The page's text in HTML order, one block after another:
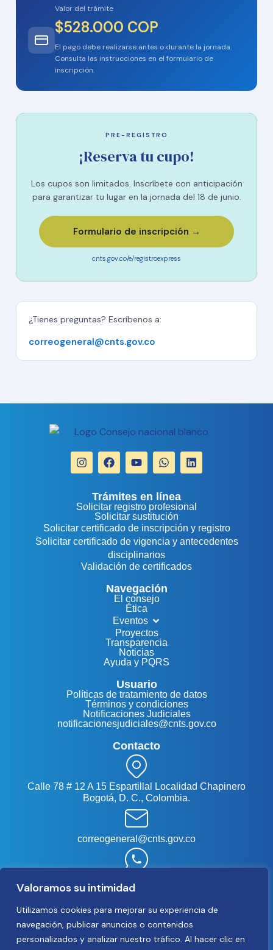
Valoramos su intimidad
Utilizamos cookies para mejorar su experiencia de
navegación, publicar anuncios o contenidos
personalizados y analizar nuestro tráfico. Al hacer clic en
Valor del trámite
$528.000 COP
El pago debe realizarse antes o durante la jornada.
Consulta las instrucciones en el formulario de
inscripción.
PRE-REGISTRO
¡Reserva tu cupo!
Los cupos son limitados. Inscríbete con anticipación
para garantizar tu lugar en la jornada del 18 de junio.
Formulario de inscripción →
cnts.gov.co/e/registroexpress
¿Tienes preguntas? Escríbenos a:
correogeneral@cnts.gov.co
Trámites en línea
Solicitar registro profesional
Solicitar sustitución
Solicitar certificado de inscripción y registro
Solicitar certificado de vigencia y antecedentes
disciplinarios
Validación de certificados
Navegación
El consejo
Ética
Eventos
Proyectos
Transparencia
Noticias
Ayuda y PQRS
Usuario
Políticas de tratamiento de datos
Términos y condiciones
Notificaciones Judiciales
notificacionesjudiciales@cnts.gov.co
Contacto
Calle 78 # 12 A 15 Espartillal Localidad Chapinero
Bogotá, D. C., Colombia.
correogeneral@cnts.gov.co
(+57) 320 304 80 20